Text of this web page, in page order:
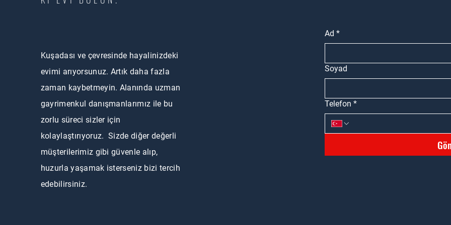
Kuşadası ve çevresinde hayalinizdeki
evimi arıyorsunuz. Artık daha fazla
zaman kaybetmeyin. Alanında uzman
gayrimenkul danışmanlarımız ile bu
zorlu süreci sizler için
kolaylaştırıyoruz. Sizde diğer değerli
müşterilerimiz gibi güvenle alıp,
huzurla yaşamak isterseniz bizi tercih
edebilirsiniz.
Ad *
Soyad
Telefon *